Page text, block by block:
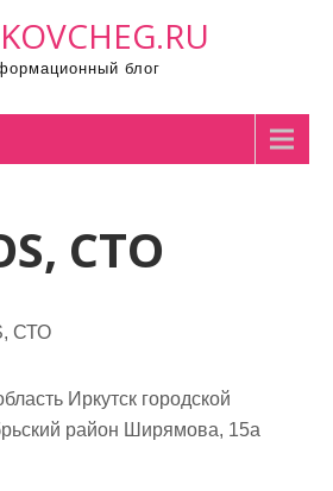
блог
СТО
СТО
Иркутск городской
район Ширямова, 15а